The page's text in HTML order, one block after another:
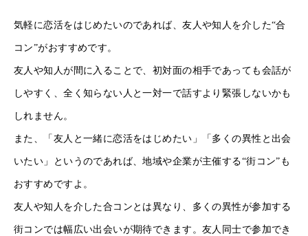
気軽に恋活をはじめたいのであれば、友人や知人を介した“合
コン”がおすすめです。
友人や知人が間に入ることで、初対面の相手であっても会話が
しやすく、全く知らない人と一対一で話すより緊張しないかも
しれません。
また、「友人と一緒に恋活をはじめたい」「多くの異性と出会
いたい」というのであれば、地域や企業が主催する“街コン”も
おすすめですよ。
友人や知人を介した合コンとは異なり、多くの異性が参加する
街コンでは幅広い出会いが期待できます。友人同士で参加でき